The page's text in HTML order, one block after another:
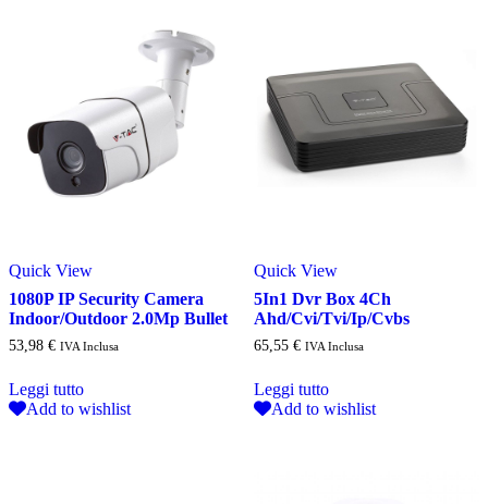
Quick View
1080P IP Security Camera
Indoor/Outdoor 2.0Mp Bullet
53,98 € IVA Inclusa
Leggi tutto
Add to wishlist
Quick View
5In1 Dvr Box 4Ch
Ahd/Cvi/Tvi/Ip/Cvbs
65,55 € IVA Inclusa
Leggi tutto
Add to wishlist